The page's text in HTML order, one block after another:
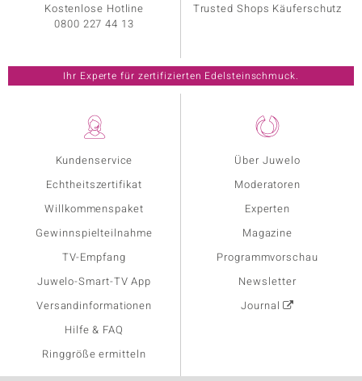
Kundenservice
Echtheitszertifikat
Willkommenspaket
Gewinnspielteilnahme
TV-Empfang
Juwelo-Smart-TV App
Versandinformationen
Hilfe & FAQ
Ringgröße ermitteln
Über Juwelo
Moderatoren
Experten
Magazine
Programmvorschau
Newsletter
Journal
Kostenlose Hotline
0800 227 44 13
Trusted Shops Käuferschutz
Ihr Experte für zertifizierten Edelsteinschmuck.